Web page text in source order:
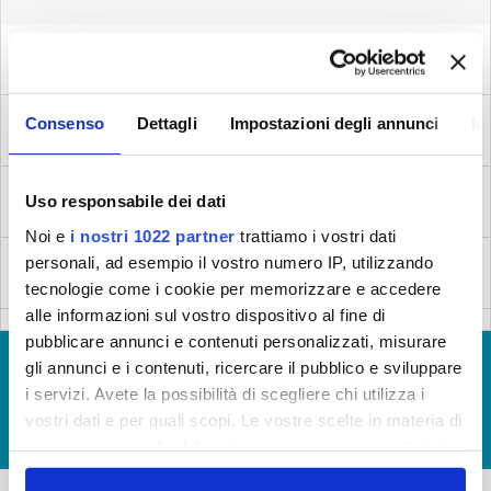
Consenso Dettagli Impostazioni degli annunci
Uso responsabile dei dati
Noi e i nostri 1022 partner trattiamo i vostri dati
personali, ad esempio il vostro numero IP, utilizzando
tecnologie come i cookie per memorizzare e accedere
alle informazioni sul vostro dispositivo al fine di
pubblicare annunci e contenuti personalizzati, misurare
gli annunci e i contenuti, ricercare il pubblico e sviluppare
i servizi. Avete la possibilità di scegliere chi utilizza i
vostri dati e per quali scopi. Le vostre scelte in materia di
in cui avete effettuato le vostre scelte. È possibile
Inizio lavori: 30/10/2012 - Fine lavori: 30/10/2012
Guasto a Chiazzano (Pistoia, Serravalle Pistoiese)
Guasto a Chiazzano (Pistoia, Serravalle Pistoiese)
Inizio lavori: n.d. - Fine lavori: n.d.
Guasto a Chiazzano (Pistoia, Serravalle Pistoiese)
Inizio lavori: n.d. - Fine lavori: n.d.
Guasto a Chiazzano (Pistoia, Serravalle Pistoiese)
Inizio lavori: n.d. - Fine lavori: n.d.
Guasto a Chiazzano (Pistoia, Serravalle Pistoiese)
© Copyright 2017 - 2026
GLOSSARIO
GIUDICA IL SERVIZIO